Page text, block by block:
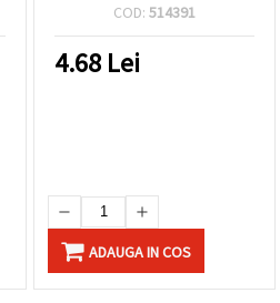
irizate curcubeu, fațetate,
COD: 514391
4.68 Lei
ADAUGA IN COS